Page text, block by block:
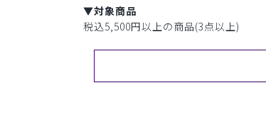
▼対象商品
税込5,500円以上の商品(3点以上)